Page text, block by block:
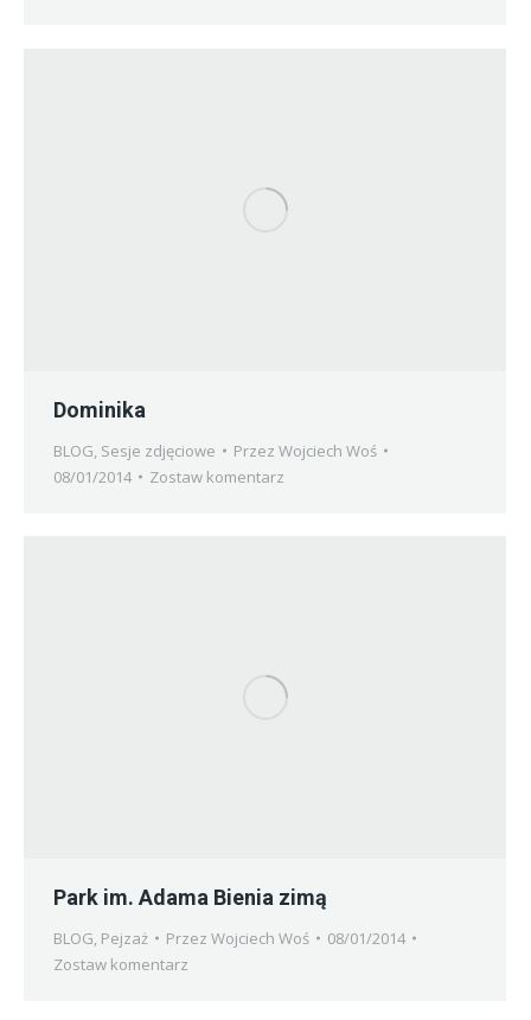
Dominika
BLOG Sesje zdjęciowe Przez Wojciech Woś
08/01/2014
Zostaw komentarz
Park im. Adama Bienia zimą
BLOG Pejzaż Przez Wojciech Woś
08/01/2014
Zostaw komentarz